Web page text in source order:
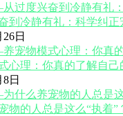
到冷静有礼：科学纠
日
心理：你真的了解自己
日
物的人总是这么“执着